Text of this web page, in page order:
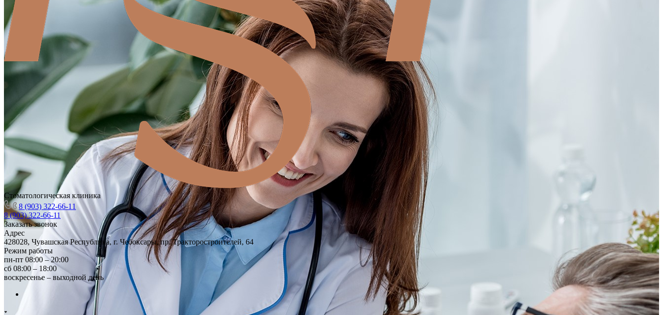
Стоматологическая клиника
8 (903) 322-66-11
8 (903) 322-66-11
Заказать звонок
Адрес
428028, Чувашская Республика, г. Чебоксары, пр. Тракторостроителей, 64
Режим работы
пн-пт 08:00 – 20:00
сб 08:00 – 18:00
воскресенье – выходной день